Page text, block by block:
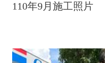
110年9月施工照片